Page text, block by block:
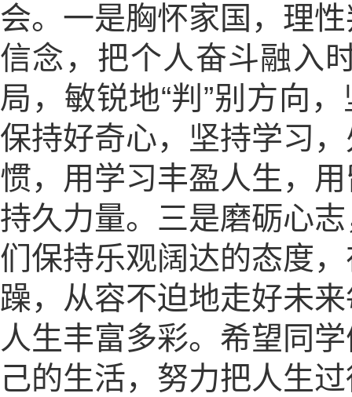
会。一是胸怀家国，理
信念，把个人奋斗融入
局，敏锐地“判”别方向
保持好奇心，坚持学习
惯，用学习丰盈人生，
持久力量。三是磨砺心
们保持乐观阔达的态度
躁，从容不迫地走好未
人生丰富多彩。希望同
己的生活，努力把人生